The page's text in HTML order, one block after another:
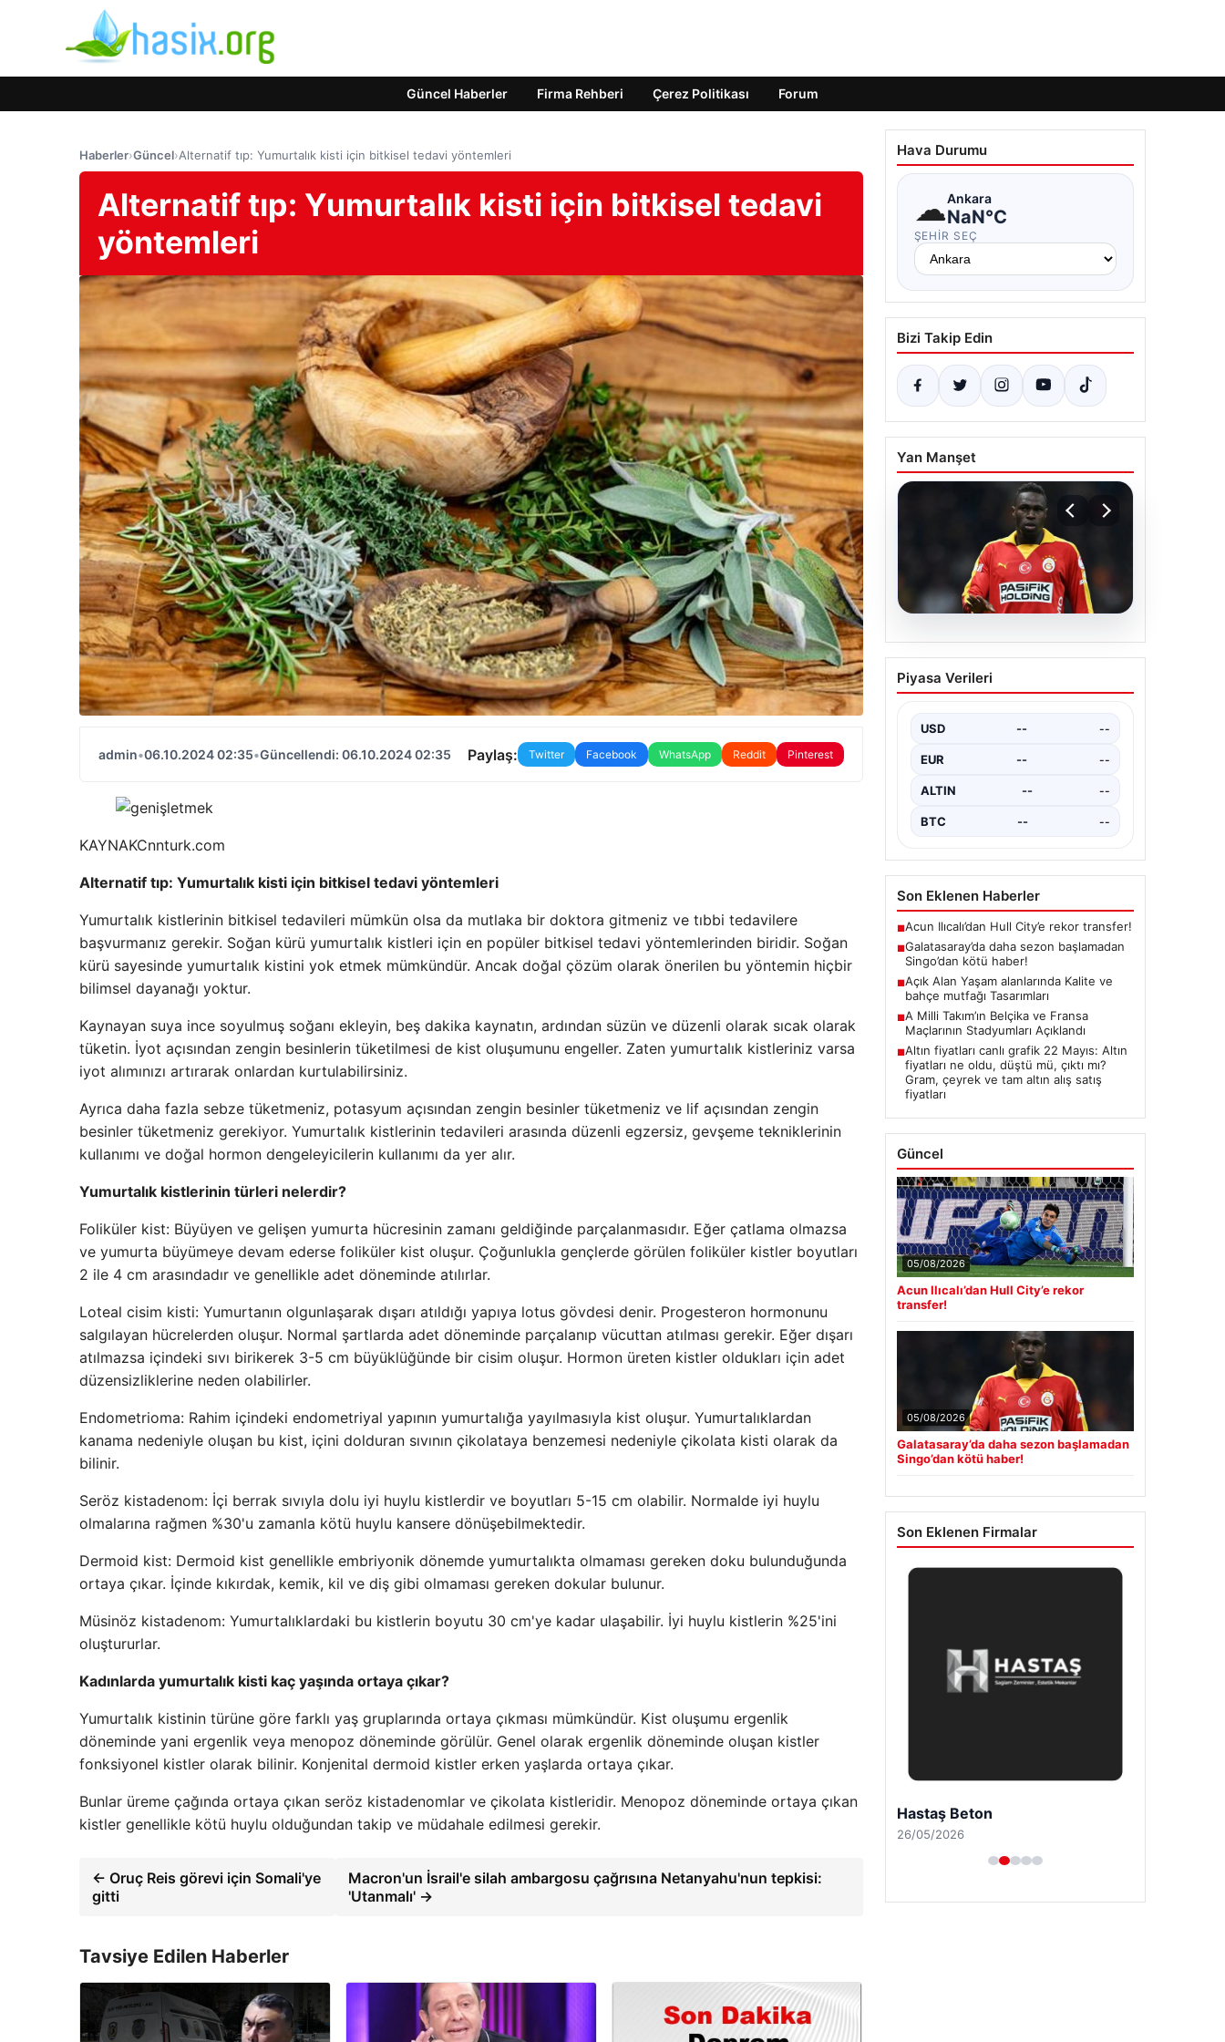
Güncel Haberler Firma Rehberi Çerez Politikası Forum
Haberler›Güncel›Alternatif tıp: Yumurtalık kisti için bitkisel tedavi yöntemleri
Alternatif tıp: Yumurtalık kisti için bitkisel tedavi
yöntemleri
admin•06.10.2024 02:35•Güncellendi: 06.10.2024 02:35 Paylaş: Twitter Facebook WhatsApp Reddit Pinterest
KAYNAKCnnturk.com
Alternatif tıp: Yumurtalık kisti için bitkisel tedavi yöntemleri
Yumurtalık kistlerinin bitkisel tedavileri mümkün olsa da mutlaka bir doktora gitmeniz ve tıbbi tedavilere
başvurmanız gerekir. Soğan kürü yumurtalık kistleri için en popüler bitkisel tedavi yöntemlerinden biridir. Soğan
kürü sayesinde yumurtalık kistini yok etmek mümkündür. Ancak doğal çözüm olarak önerilen bu yöntemin hiçbir
bilimsel dayanağı yoktur.
Kaynayan suya ince soyulmuş soğanı ekleyin, beş dakika kaynatın, ardından süzün ve düzenli olarak sıcak olarak
tüketin. İyot açısından zengin besinlerin tüketilmesi de kist oluşumunu engeller. Zaten yumurtalık kistleriniz varsa
iyot alımınızı artırarak onlardan kurtulabilirsiniz.
Ayrıca daha fazla sebze tüketmeniz, potasyum açısından zengin besinler tüketmeniz ve lif açısından zengin
besinler tüketmeniz gerekiyor. Yumurtalık kistlerinin tedavileri arasında düzenli egzersiz, gevşeme tekniklerinin
kullanımı ve doğal hormon dengeleyicilerin kullanımı da yer alır.
Yumurtalık kistlerinin türleri nelerdir?
Foliküler kist: Büyüyen ve gelişen yumurta hücresinin zamanı geldiğinde parçalanmasıdır. Eğer çatlama olmazsa
ve yumurta büyümeye devam ederse foliküler kist oluşur. Çoğunlukla gençlerde görülen foliküler kistler boyutları
2 ile 4 cm arasındadır ve genellikle adet döneminde atılırlar.
Loteal cisim kisti: Yumurtanın olgunlaşarak dışarı atıldığı yapıya lotus gövdesi denir. Progesteron hormonunu
salgılayan hücrelerden oluşur. Normal şartlarda adet döneminde parçalanıp vücuttan atılması gerekir. Eğer dışarı
atılmazsa içindeki sıvı birikerek 3-5 cm büyüklüğünde bir cisim oluşur. Hormon üreten kistler oldukları için adet
düzensizliklerine neden olabilirler.
Endometrioma: Rahim içindeki endometriyal yapının yumurtalığa yayılmasıyla kist oluşur. Yumurtalıklardan
kanama nedeniyle oluşan bu kist, içini dolduran sıvının çikolataya benzemesi nedeniyle çikolata kisti olarak da
bilinir.
Seröz kistadenom: İçi berrak sıvıyla dolu iyi huylu kistlerdir ve boyutları 5-15 cm olabilir. Normalde iyi huylu
olmalarına rağmen %30'u zamanla kötü huylu kansere dönüşebilmektedir.
Dermoid kist: Dermoid kist genellikle embriyonik dönemde yumurtalıkta olmaması gereken doku bulunduğunda
ortaya çıkar. İçinde kıkırdak, kemik, kil ve diş gibi olmaması gereken dokular bulunur.
Müsinöz kistadenom: Yumurtalıklardaki bu kistlerin boyutu 30 cm'ye kadar ulaşabilir. İyi huylu kistlerin %25'ini
oluştururlar.
Kadınlarda yumurtalık kisti kaç yaşında ortaya çıkar?
Yumurtalık kistinin türüne göre farklı yaş gruplarında ortaya çıkması mümkündür. Kist oluşumu ergenlik
döneminde yani ergenlik veya menopoz döneminde görülür. Genel olarak ergenlik döneminde oluşan kistler
fonksiyonel kistler olarak bilinir. Konjenital dermoid kistler erken yaşlarda ortaya çıkar.
Bunlar üreme çağında ortaya çıkan seröz kistadenomlar ve çikolata kistleridir. Menopoz döneminde ortaya çıkan
kistler genellikle kötü huylu olduğundan takip ve müdahale edilmesi gerekir.
← Oruç Reis görevi için Somali'ye
gitti
Macron'un İsrail'e silah ambargosu çağrısına Netanyahu'nun tepkisi:
'Utanmalı' →
Tavsiye Edilen Haberler
Hava Durumu
☁Ankara
NaN°C
ŞEHIR SEÇ
Bizi Takip Edin
Yan Manşet
Açık Alan Yaşam
Tasarımları
Günümüz dünyasında açık hava
dinlenme alanları, evlerin en
önemli alanlarından bir tanesi
haline gelmiştir.…
USD --
EUR -- --
ALTIN -- --
BTC -- --
Son Eklenen Haberler
Acun Ilıcalı’dan Hull City’e rekor transfer!
Singo’dan kötü haber!
bahçe mutfağı Tasarımları
■A Milli Takım’ın Belçika ve Fransa
Maçlarının Stadyumları Açıklandı
■Altın fiyatları canlı grafik 22 Mayıs: Altın
fiyatları ne oldu, düştü mü, çıktı mı?
Gram, çeyrek ve tam altın alış satış
fiyatları
Güncel
05/08/2026
Acun Ilıcalı’dan Hull City’e rekor
transfer!
05/08/2026
Son Eklenen Firmalar